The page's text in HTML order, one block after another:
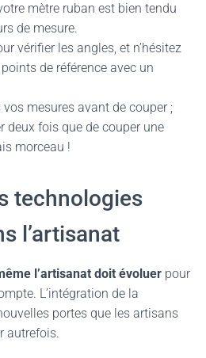
mètre ruban est bien tendu
de mesure.
vérifier les angles, et n’hésitez
de référence avec un
mesures avant de couper ;
deux fois que de couper une
morceau !
technologies
l’artisanat
l’artisanat doit évoluer pour
L’intégration de la
portes que les artisans
autrefois.